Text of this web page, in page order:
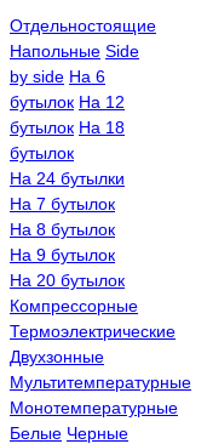
Отдельностоящие
Напольные Side
by side На 6
бутылок На 12
бутылок На 18
бутылок
На 24 бутылки
На 7 бутылок
На 8 бутылок
На 9 бутылок
На 20 бутылок
Компрессорные
Термоэлектрические
Двухзонные
Мультитемпературные
Монотемпературные
Белые Черные